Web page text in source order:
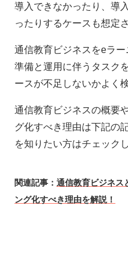
導入できなかったり、導
ったりするケースも想定
通信教育ビジネスをeラ
準備と運用に伴うタスク
ースが不足しないかよく
通信教育ビジネスの概要
グ化すべき理由は下記の
を知りたい方はチェック
関連記事： 通信教育ビジネス
ング化すべき理由を解説！